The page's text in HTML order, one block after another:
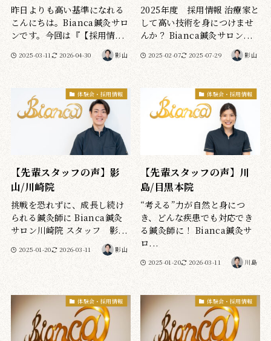
昨日よりも高い基準になれる
こんにちは。Bianca鍼灸サロ
ンです。今回は『【採用情...
2025-03-11 2026-04-30 影山
2025年度 採用情報 治療家と
して高い技術を身につけませ
んか？ Bianca鍼灸サロン...
2025-02-07 2025-07-29 影山
体験会・採用情報
【先輩スタッフの声】影
山/川崎院
挑戦を恐れずに、成長し続け
られる鍼灸師に Bianca鍼灸
サロン川崎院 スタッフ 影...
2025-01-20 2026-03-11 影山
体験会・採用情報
【先輩スタッフの声】川
島/目黒本院
“考える”力が自然と身につ
き、どんな疾患でも対応でき
る鍼灸師に！ Bianca鍼灸サ
ロ...
2025-01-20 2026-03-11 川島
体験会・採用情報 体験会・採用情報